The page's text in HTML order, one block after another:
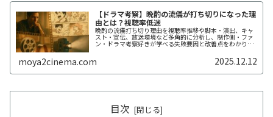
【ドラマ考察】晩酌の流儀が打ち切りになった理
由とは？視聴率低迷
晩酌の流儀打ち切り理由を視聴率推移や脚本・演出、キャ
スト・宣伝、放送環境など多角的に分析し、制作側・ファ
ン・ドラマ考察好きが学べる失敗要因と改善点をわかりや
すく示し、視聴データや地域差、SNS反応まで具体例付き
で解説し、次回作に生かせる実践的な示唆も提供します。
moya2cinema.com 2025.12.12
目次